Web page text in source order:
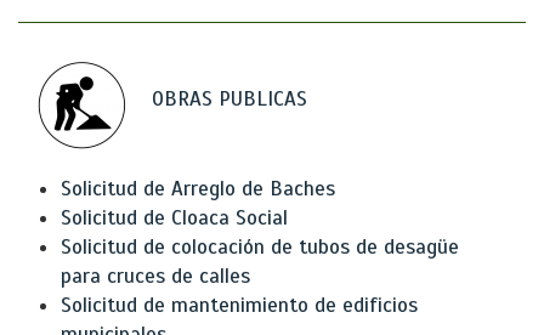
OBRAS PUBLICAS
Solicitud de Arreglo de Baches
Solicitud de Cloaca Social
Solicitud de colocación de tubos de desagüe
para cruces de calles
Solicitud de mantenimiento de edificios